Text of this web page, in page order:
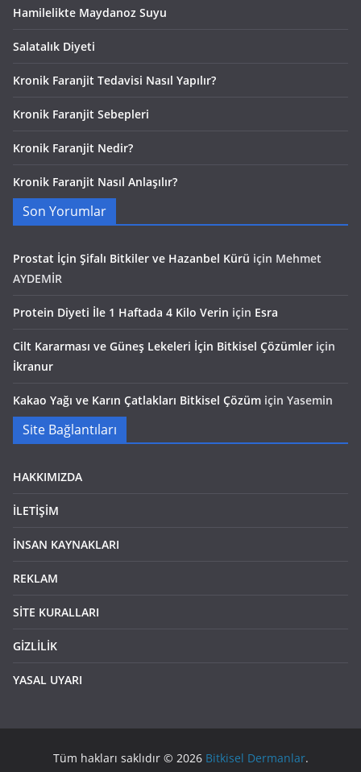
Hamilelikte Maydanoz Suyu
Salatalık Diyeti
Kronik Faranjit Tedavisi Nasıl Yapılır?
Kronik Faranjit Sebepleri
Kronik Faranjit Nedir?
Kronik Faranjit Nasıl Anlaşılır?
Son Yorumlar
Prostat İçin Şifalı Bitkiler ve Hazanbel Kürü için Mehmet
AYDEMİR
Protein Diyeti İle 1 Haftada 4 Kilo Verin için Esra
Cilt Kararması ve Güneş Lekeleri İçin Bitkisel Çözümler için
İkranur
Kakao Yağı ve Karın Çatlakları Bitkisel Çözüm için Yasemin
Site Bağlantıları
HAKKIMIZDA
İLETİŞİM
İNSAN KAYNAKLARI
REKLAM
SİTE KURALLARI
GİZLİLİK
YASAL UYARI
Tüm hakları saklıdır © 2026 Bitkisel Dermanlar.